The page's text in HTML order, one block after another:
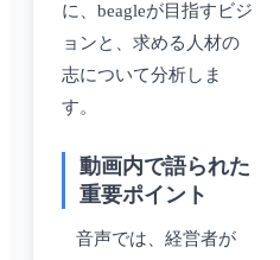
に、beagleが目指すビジ
ョンと、求める人材の
志について分析しま
す。
動画内で語られた
重要ポイント
音声では、経営者が